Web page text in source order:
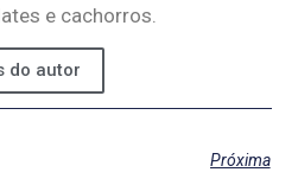
e cachorros.
do autor
Próxima